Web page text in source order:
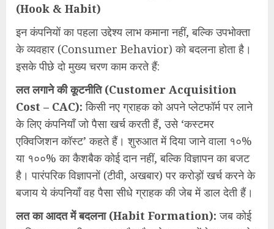
(Hook & Habit)
इन कंपनियों का पहला उद्देश्य लाभ कमाना नहीं, बल्कि उपभोक्ता
के व्यवहार (Consumer Behavior) को बदलना होता है।
इसके पीछे दो मुख्य चरण काम करते हैं:
लत लगाने की कूटनीति (Customer Acquisition
Cost – CAC): किसी नए ग्राहक को अपने प्लेटफॉर्म पर लाने
के लिए कंपनियाँ जो पैसा खर्च करती हैं, उसे ‘कस्टमर
एक्विजिशन कॉस्ट’ कहते हैं। शुरुआत में दिया जाने वाला १०%
या १००% का कैशबैक कोई दान नहीं, बल्कि विज्ञापन का बजट
है। पारंपरिक विज्ञापनों (टीवी, अखबार) पर करोड़ों खर्च करने के
बजाय ये कंपनियाँ वह पैसा सीधे ग्राहक की जेब में डाल देती हैं।
लत का आदत में बदलना (Habit Formation): जब कोई